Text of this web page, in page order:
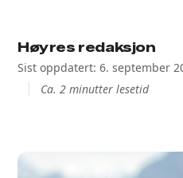
Høyres redaksjon
Sist oppdatert: 6. september
Ca. 2 minutter lesetid